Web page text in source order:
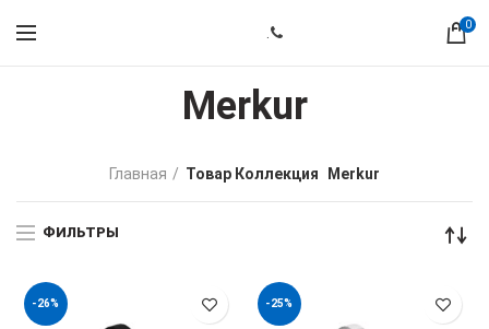
0
Merkur
Главная Товар Коллекция Merkur
ФИЛЬТРЫ
-26% -25%